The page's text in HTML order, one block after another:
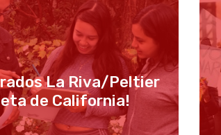
La Riva/Peltier
de California!